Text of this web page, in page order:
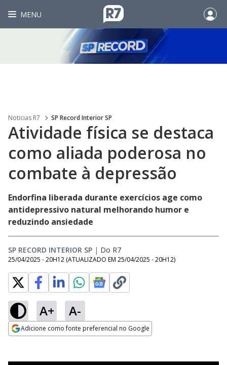
MENU
Noticias R7 SP Record Interior SP
Atividade física se destaca
como aliada poderosa no
combate à depressão
Endorfina liberada durante exercícios age como
antidepressivo natural melhorando humor e
reduzindo ansiedade
SP RECORD INTERIOR SP | Do R7
25/04/2025 - 20H12 (ATUALIZADO EM 25/04/2025 - 20H12)
A+ A-
Adicione como fonte preferencial no Google